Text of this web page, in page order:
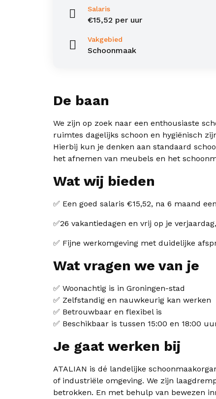
Salaris
€15,52 per uur
Vakgebied
Schoonmaak
De baan
We zijn op zoek naar een enthousiaste
ruimtes dagelijks schoon en hygiënisch
Hierbij kun je denken aan standaard
het afnemen van meubels en het
Wat wij bieden
✅ Een goed salaris €15,52, na 6 maand
✅26 vakantiedagen en vrij op je
✅ Fijne werkomgeving met duidelijke
Wat vragen we van je
✅ Woonachtig is in Groningen-stad
✅ Zelfstandig en nauwkeurig kan werken
✅ Betrouwbaar en flexibel is
✅ Beschikbaar is tussen 15:00 en 18:00
Je gaat werken bij
ATALIAN is dé landelijke
of industriële omgeving. We zijn
betrokken. En met behulp van bewezen